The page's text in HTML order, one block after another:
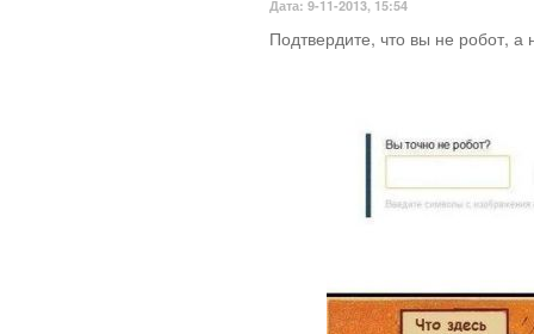
Дата: 9-11-2013, 15:54
Подтвердите, что вы не робот, а